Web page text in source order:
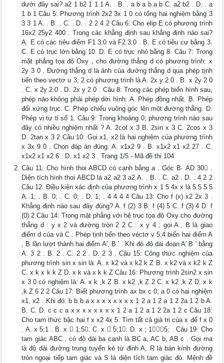
dưới đây sai? a2 1 b2 1 1 1 A. . B. . a b a b a b C. a2 b2 . D. . a
1 b 1 Câu 5: Phương trình 2x2 3x 1 0 có tổng hai nghiệm bằng 3
3 3 1 A. . B. . C. . D. . 2 2 4 2 Câu 6: Cho elip E có phương trình
16x2 25y2 400 . Trong các khẳng định sau khẳng định nào sai?
A. E có các tiêu điểm F1 3;0 và F2 3;0 . B. E có tiêu cự bằng 3.
C. E có trục lớn bằng 10. D. E có trục nhỏ bằng 8. Câu 7: Trong
mặt phẳng tọa độ Oxy , cho đường thẳng d có phương trình: x
2y 3 0 . Đường thẳng d là ảnh của đường thẳng d qua phép tịnh
tiến theo vectơ u 3; 2 có phương trình là A. 2x y 2 0 . B. x 2y 2 0
. C. x 2y 2 0 . D. 2x y 2 0 . Câu 8: Trong các phép biến hình sau,
phép nào không phải phép dời hình: A. Phép đồng nhất. B. Phép
đối xứng trục. C. Phép chiếu vuông góc lên một đường thẳng. D.
Phép vị tự tỉ số 1. Câu 9: Trong khoảng 0; phương trình nào sau
đây có nhiều nghiệm nhất ? A. 2cot x 3 B. 2sin x 3 C. 2cos x 3
D. 2tan x 3 2 Câu 10: Gọi x1, x2 là hai nghiệm của phương trình
x 3x 9 0 . Chọn đáp án đúng. A. x1x2 9 . B. x1x2 x1 x2 27 . C.
x1x2 x1 x2 6 . D. x1 x2 3 . Trang 1/5 - Mã đề thi 104
Câu 11: Cho hình thoi ABCD có cạnh bằng a . Góc B· AD 30 .
Diện tích hình thoi ABCD là a2 a2 3 a2 A. . B. . C. a2 . D. . 4 2 2
Câu 12: Điều kiện xác định của phương trình x 1 5 4x x là 5 5 5 5
A. 1; . B. 0; . C. 0; . D. 1; . 4 4 4 4 Câu 13: Cho f (x) x2 2x 3 .
Khẳng định nào sau đây đúng? A. f (2) 3 B. f (4) 5 C. f (3) 4 D. f
(0) 2 Câu 14: Trong mặt phẳng với hệ trục tọa độ Oxy cho đường
thẳng d : y x 2 và đường tròn 2 2 C : x y 4 ; gọi A , B là giao
điểm d của và C . Phép tịnh tiến theo véctơ v 5;4 biến hai điểm A
, B lần lượt thành hai điểm A', B ' . Khi đó độ dài đoạn A' B ' bằng
A. 3 2 . B. 2 . C. 2 2 . D. 2 3 . Câu 15: Công thức nghiệm của
phương trình sin x sin là: A. x k2 và x k2 k Z B. x k2 và x k2 k Z
C. x k x k k Z D. x k và x k k Z Câu 16: Phương trình 2sin2 x sin
x 3 0 có nghiệm là: A. x k ,k Z B. x k2 ,k Z 2 C. x k2 ,k Z D. x k
,k Z 6 2 2 Câu 17: Biết phương trình ax bx c 0, a 0 có hai nghiệm
x1, x2 . Khi đó: b b b a x x x x x x x x 1 2 a 1 2 a 1 2 2a 1 2 b A.
B. C. D. c c c a x x x x x x x x 1 2 a 1 2 a 1 2 2a 1 2 c Câu 18:
Cho tam thức bậc hai f x x2 4x 5. Tìm tất cả giá trị của x để f x 0
. A. x 5;1 . B. x  1;5. C. x  5;1. D. x ; 15; . Câu 19: Cho
tam giác ABC , có độ dài ba cạnh là BC a, AC b, AB c . Gọi ma
là độ dài đường trung tuyến kẻ từ đỉnh A, R là bán kính đường
tròn ngoại tiếp tam giác và S là diện tích tam giác đó. Mệnh đề